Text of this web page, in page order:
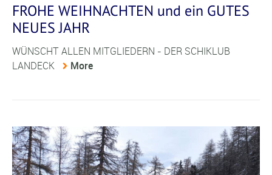
FROHE WEIHNACHTEN und ein GUTES
NEUES JAHR
WÜNSCHT ALLEN MITGLIEDERN - DER SCHIKLUB
LANDECK
More